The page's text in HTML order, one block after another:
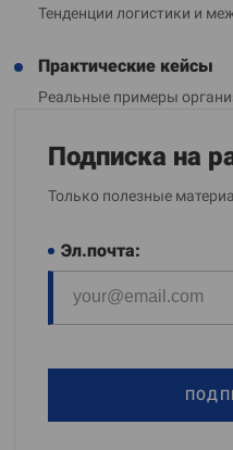
Тенденции логистики и
Практические кейсы
Реальные примеры
Подписка на
Только полезные
Эл.почта: